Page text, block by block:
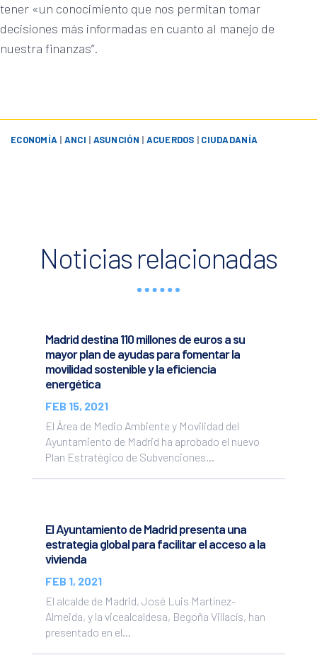
tener «un conocimiento que nos permitan tomar
decisiones más informadas en cuanto al manejo de
nuestra finanzas”.
ECONOMÍA | ANCI | ASUNCIÓN | ACUERDOS | CIUDADANÍA
Noticias relacionadas
Madrid destina 110 millones de euros a su
mayor plan de ayudas para fomentar la
movilidad sostenible y la eficiencia
energética
FEB 15, 2021
El Área de Medio Ambiente y Movilidad del
Ayuntamiento de Madrid ha aprobado el nuevo
Plan Estratégico de Subvenciones...
El Ayuntamiento de Madrid presenta una
estrategia global para facilitar el acceso a la
vivienda
FEB 1, 2021
El alcalde de Madrid, José Luis Martínez-
Almeida, y la vicealcaldesa, Begoña Villacís, han
presentado en el...